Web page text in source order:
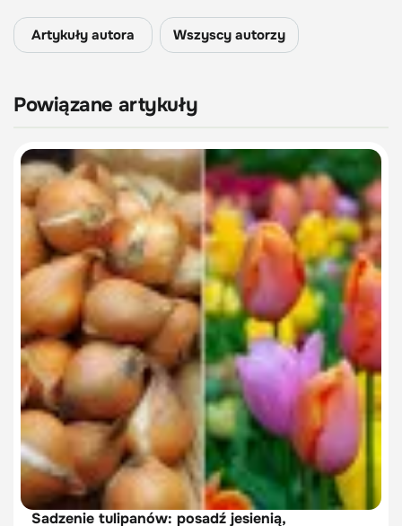
Artykuły autora Wszyscy autorzy
Powiązane artykuły
Sadzenie tulipanów: posadź jesienią,